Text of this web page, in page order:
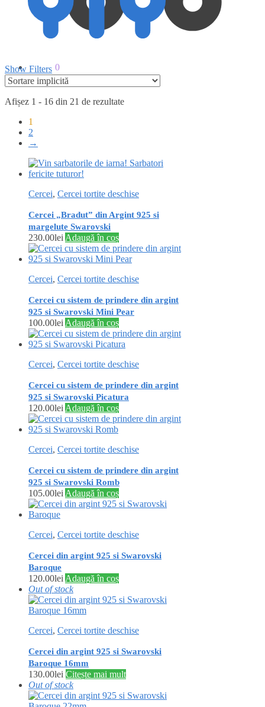
0.00lei 0
Show Filters
Afișez 1 - 16 din 21 de rezultate
1
2
→
Cercei, Cercei tortite deschise
Cercei „Bradut” din Argint 925 si
margelute Swarovski
230.00lei Adaugă în coș
Cercei, Cercei tortite deschise
Cercei cu sistem de prindere din argint
925 si Swarovski Mini Pear
100.00lei Adaugă în coș
Cercei, Cercei tortite deschise
Cercei cu sistem de prindere din argint
925 si Swarovski Picatura
120.00lei Adaugă în coș
Cercei, Cercei tortite deschise
Cercei cu sistem de prindere din argint
925 si Swarovski Romb
105.00lei Adaugă în coș
Cercei, Cercei tortite deschise
Cercei din argint 925 si Swarovski
Baroque
120.00lei Adaugă în coș
Out of stock
Cercei, Cercei tortite deschise
Cercei din argint 925 si Swarovski
Baroque 16mm
130.00lei Citește mai mult
Out of stock